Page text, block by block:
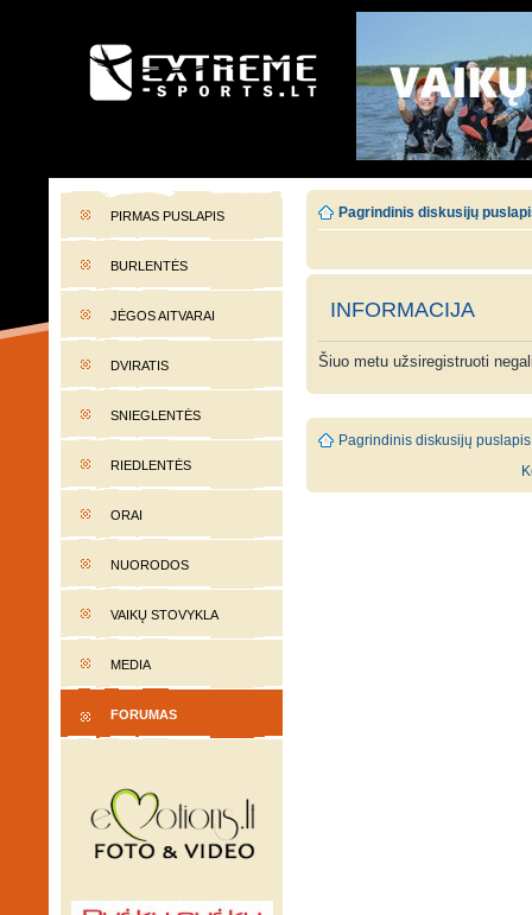
EXTREME-SPORTS.LT
PIRMAS PUSLAPIS
BURLENTĖS
JĖGOS AITVARAI
DVIRATIS
SNIEGLENTĖS
RIEDLENTĖS
ORAI
NUORODOS
VAIKŲ STOVYKLA
MEDIA
FORUMAS
Pagrindinis diskusijų
INFORMACIJA
Šiuo metu užsiregistruoti
Pagrindinis diskusijų puslapis